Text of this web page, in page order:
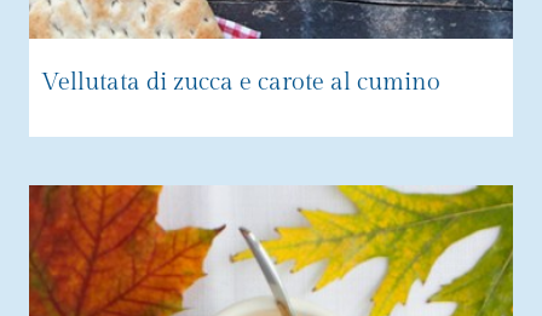
Vellutata di zucca e carote al cumino